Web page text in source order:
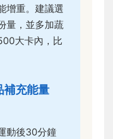
增重。建議選
量，並多加蔬
大卡內，比
補充能量
動後30分鐘